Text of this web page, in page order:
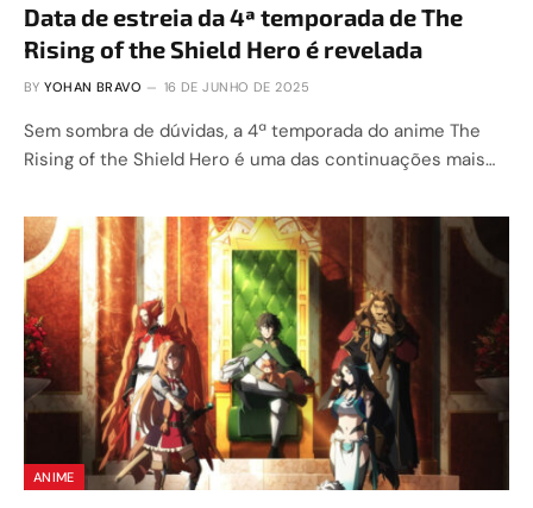
Data de estreia da 4ª temporada de The
Rising of the Shield Hero é revelada
BY YOHAN BRAVO 16 DE JUNHO DE 2025
Sem sombra de dúvidas, a 4ª temporada do anime The
Rising of the Shield Hero é uma das continuações mais…
ANIME